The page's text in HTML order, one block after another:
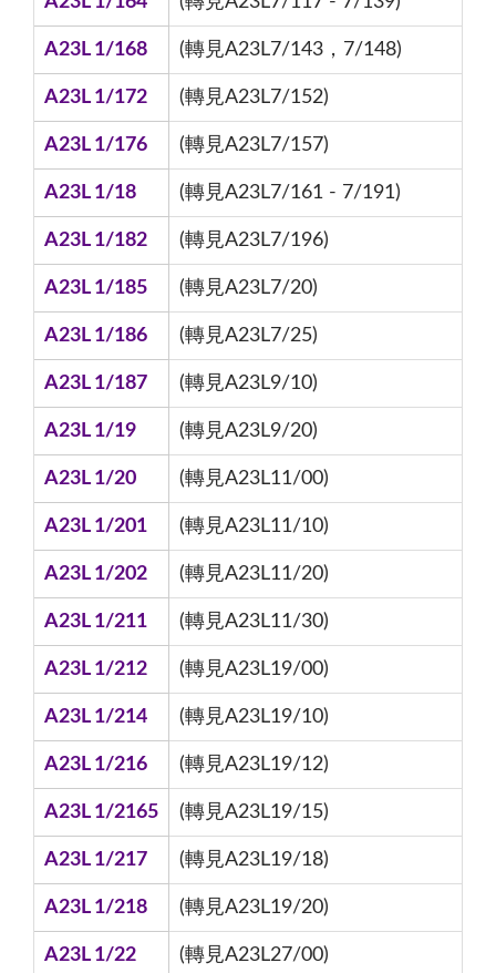
A23L 1/168 (轉見A23L7/143，7/148)
A23L 1/172 (轉見A23L7/152)
A23L 1/176 (轉見A23L7/157)
A23L 1/18 (轉見A23L7/161 - 7/191)
A23L 1/182 (轉見A23L7/196)
A23L 1/185 (轉見A23L7/20)
A23L 1/186 (轉見A23L7/25)
A23L 1/187 (轉見A23L9/10)
A23L 1/19 (轉見A23L9/20)
A23L 1/20 (轉見A23L11/00)
A23L 1/201 (轉見A23L11/10)
A23L 1/202 (轉見A23L11/20)
A23L 1/211 (轉見A23L11/30)
A23L 1/212 (轉見A23L19/00)
A23L 1/214 (轉見A23L19/10)
A23L 1/216 (轉見A23L19/12)
A23L 1/2165 (轉見A23L19/15)
A23L 1/217 (轉見A23L19/18)
A23L 1/218 (轉見A23L19/20)
A23L 1/22 (轉見A23L27/00)